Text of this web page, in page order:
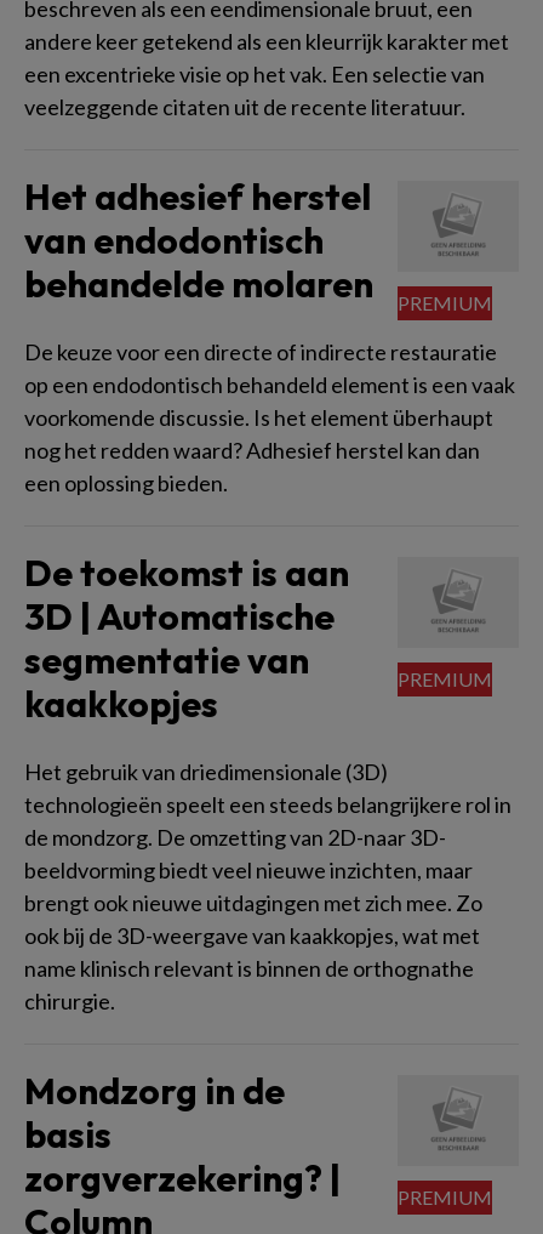
beschreven als een eendimensionale bruut, een
andere keer getekend als een kleurrijk karakter met
een excentrieke visie op het vak. Een selectie van
veelzeggende citaten uit de recente literatuur.
Het adhesief herstel
van endodontisch
behandelde molaren
De keuze voor een directe of indirecte restauratie
op een endodontisch behandeld element is een vaak
voorkomende discussie. Is het element überhaupt
nog het redden waard? Adhesief herstel kan dan
een oplossing bieden.
De toekomst is aan
3D | Automatische
segmentatie van
kaakkopjes
Het gebruik van driedimensionale (3D)
technologieën speelt een steeds belangrijkere rol in
de mondzorg. De omzetting van 2D-naar 3D-
beeldvorming biedt veel nieuwe inzichten, maar
brengt ook nieuwe uitdagingen met zich mee. Zo
ook bij de 3D-weergave van kaakkopjes, wat met
name klinisch relevant is binnen de orthognathe
chirurgie.
Mondzorg in de
basis
zorgverzekering? |
Column